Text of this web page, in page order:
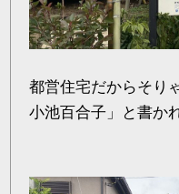
都営住宅だからそり
小池百合子」と書か